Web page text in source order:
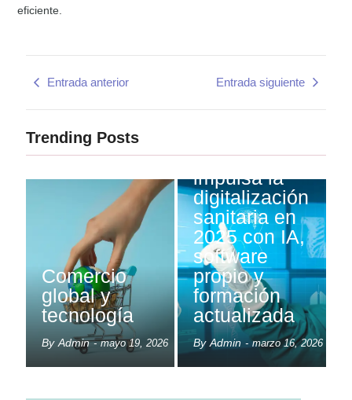
eficiente.
Entrada anterior Entrada siguiente
Trending Posts
Comercio
global y
tecnología
By Admin - mayo 19, 2026
ASHO
impulsa la
digitalización
sanitaria en
2025 con IA,
software
propio y
formación
actualizada
By Admin - marzo 16, 2026